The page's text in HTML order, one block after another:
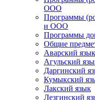
ООО
Программы
и ООО
Программы
Общие
Аварский язык
Агульский
Даргинский
Кумыкский
Лакский язык
Лезгинский